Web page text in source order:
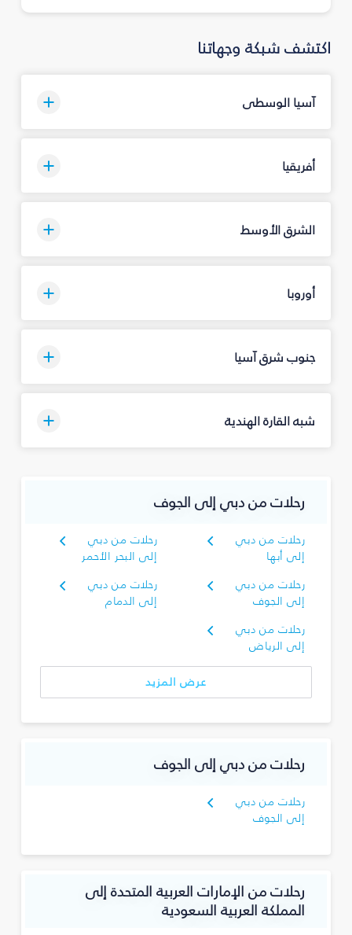
اكتشف شبكة وجهاتنا
آسيا الوسطى
أفريقيا
الشرق الأوسط
أوروبا
جنوب شرق آسيا
شبه القارة الهندية
رحلات من دبي إلى الجوف
رحلات من دبي
إلى أبها
رحلات من دبي
إلى البحر الأحمر
رحلات من دبي
إلى الجوف
رحلات من دبي
إلى الدمام
رحلات من دبي
إلى الرياض
عرض المزيد
رحلات من دبي إلى الجوف
رحلات من دبي
إلى الجوف
رحلات من الإمارات العربية المتحدة إلى
المملكة العربية السعودية